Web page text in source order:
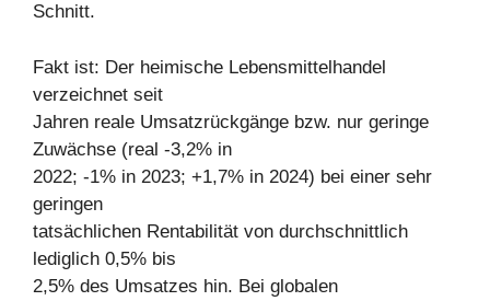
Schnitt.
Fakt ist: Der heimische Lebensmittelhandel
verzeichnet seit
Jahren reale Umsatzrückgänge bzw. nur geringe
Zuwächse (real -3,2% in
2022; -1% in 2023; +1,7% in 2024) bei einer sehr
geringen
tatsächlichen Rentabilität von durchschnittlich
lediglich 0,5% bis
2,5% des Umsatzes hin. Bei globalen